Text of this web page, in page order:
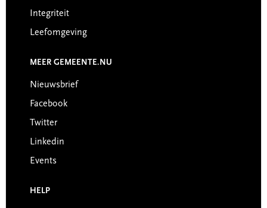
Integriteit
Leefomgeving
MEER GEMEENTE.NU
Nieuwsbrief
Facebook
Twitter
Linkedin
Events
HELP